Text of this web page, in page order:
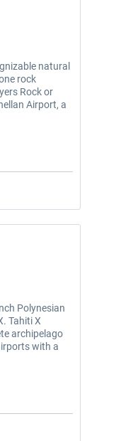
natural
rock
Rock or
Airport, a
Polynesian
Tahiti X
archipelago
with a